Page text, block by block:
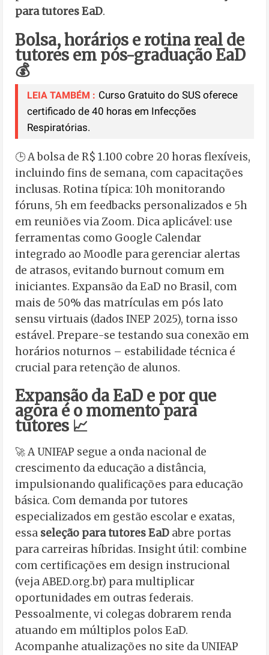
para tutores EaD.
Bolsa, horários e rotina real de
tutores em pós-graduação EaD
💰
LEIA TAMBÉM : Curso Gratuito do SUS oferece
certificado de 40 horas em Infecções
Respiratórias.
🕒 A bolsa de R$ 1.100 cobre 20 horas flexíveis,
incluindo fins de semana, com capacitações
inclusas. Rotina típica: 10h monitorando
fóruns, 5h em feedbacks personalizados e 5h
em reuniões via Zoom. Dica aplicável: use
ferramentas como Google Calendar
integrado ao Moodle para gerenciar alertas
de atrasos, evitando burnout comum em
iniciantes. Expansão da EaD no Brasil, com
mais de 50% das matrículas em pós lato
sensu virtuais (dados INEP 2025), torna isso
estável. Prepare-se testando sua conexão em
horários noturnos – estabilidade técnica é
crucial para retenção de alunos.
Expansão da EaD e por que
agora é o momento para
tutores 📈
🚀 A UNIFAP segue a onda nacional de
crescimento da educação a distância,
impulsionando qualificações para educação
básica. Com demanda por tutores
especializados em gestão escolar e exatas,
essa seleção para tutores EaD abre portas
para carreiras híbridas. Insight útil: combine
com certificações em design instrucional
(veja ABED.org.br) para multiplicar
oportunidades em outras federais.
Pessoalmente, vi colegas dobrarem renda
atuando em múltiplos polos EaD.
Acompanhe atualizações no site da UNIFAP